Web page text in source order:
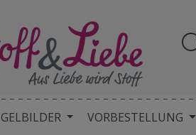
VORBESTELLUNG